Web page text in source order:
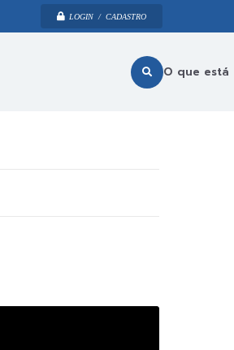
LOGIN / CADASTRO
O que está